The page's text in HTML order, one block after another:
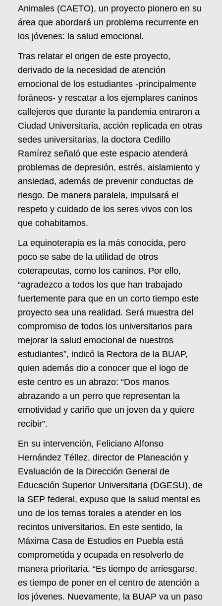
Animales (CAETO), un proyecto pionero en su
área que abordará un problema recurrente en
los jóvenes: la salud emocional.
Tras relatar el origen de este proyecto,
derivado de la necesidad de atención
emocional de los estudiantes -principalmente
foráneos- y rescatar a los ejemplares caninos
callejeros que durante la pandemia entraron a
Ciudad Universitaria, acción replicada en otras
sedes universitarias, la doctora Cedillo
Ramírez señaló que este espacio atenderá
problemas de depresión, estrés, aislamiento y
ansiedad, además de prevenir conductas de
riesgo. De manera paralela, impulsará el
respeto y cuidado de los seres vivos con los
que cohabitamos.
La equinoterapia es la más conocida, pero
poco se sabe de la utilidad de otros
coterapeutas, como los caninos. Por ello,
“agradezco a todos los que han trabajado
fuertemente para que en un corto tiempo este
proyecto sea una realidad. Será muestra del
compromiso de todos los universitarios para
mejorar la salud emocional de nuestros
estudiantes”, indicó la Rectora de la BUAP,
quien además dio a conocer que el logo de
este centro es un abrazo: “Dos manos
abrazando a un perro que representan la
emotividad y cariño que un joven da y quiere
recibir”.
En su intervención, Feliciano Alfonso
Hernández Téllez, director de Planeación y
Evaluación de la Dirección General de
Educación Superior Universitaria (DGESU), de
la SEP federal, expuso que la salud mental es
uno de los temas torales a atender en los
recintos universitarios. En este sentido, la
Máxima Casa de Estudios en Puebla está
comprometida y ocupada en resolverlo de
manera prioritaria. “Es tiempo de arriesgarse,
es tiempo de poner en el centro de atención a
los jóvenes. Nuevamente, la BUAP va un paso